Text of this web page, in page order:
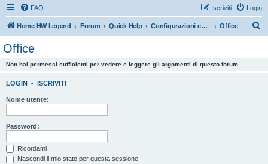
FAQ Login
Iscriviti
Home HW Legend Forum Quick Help Configurazioni consigliate da HW Legend Office
Office
Non hai permessi sufficienti per vedere e leggere gli argomenti di questo forum.
LOGIN • ISCRIVITI
Nome utente:
Password:
Ricordami
Nascondi il mio stato per questa sessione